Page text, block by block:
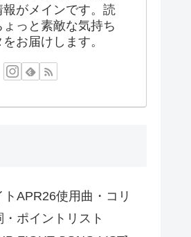
がメインです。読
ょっと素敵な気持ち
お届けします。
APR26使用曲・コリ
ポイントリスト